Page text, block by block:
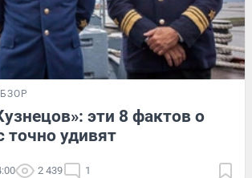
эти 8 фактов о
точно удивят
2 439 1